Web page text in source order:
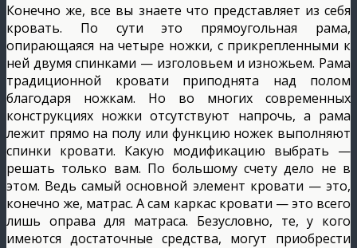
Конечно же, все вы знаете что представляет из себя
кровать. По сути это прямоугольная рама,
опирающаяся на четыре ножки, с прикрепленными к
ней двумя спинками — изголовьем и изножьем. Рама
традиционной кровати приподнята над полом
благодаря ножкам. Но во многих современных
конструкциях ножки отсутствуют напрочь, а рама
лежит прямо на полу или функцию ножек выполняют
спинки кровати. Какую модификацию выбрать —
решать только вам. По большому счету дело не в
этом. Ведь самый основной элемент кровати — это,
конечно же, матрас. А сам каркас кровати — это всего
лишь оправа для матраса. Безусловно, те, у кого
имеются достаточные средства, могут приобрести